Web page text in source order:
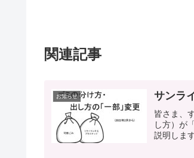
関連記事
お知らせ サンラ
皆さま、
し方）が
説明しま